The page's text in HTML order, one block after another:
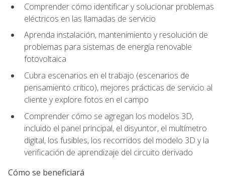
Comprender cómo identificar y solucionar problemas
eléctricos en las llamadas de servicio
Aprenda instalación, mantenimiento y resolución de
problemas para sistemas de energía renovable
fotovoltaica
Cubra escenarios en el trabajo (escenarios de
pensamiento crítico), mejores prácticas de servicio al
cliente y explore fotos en el campo
Comprender cómo se agregan los modelos 3D,
incluido el panel principal, el disyuntor, el multímetro
digital, los fusibles, los recorridos del modelo 3D y la
verificación de aprendizaje del circuito derivado
Cómo se beneficiará